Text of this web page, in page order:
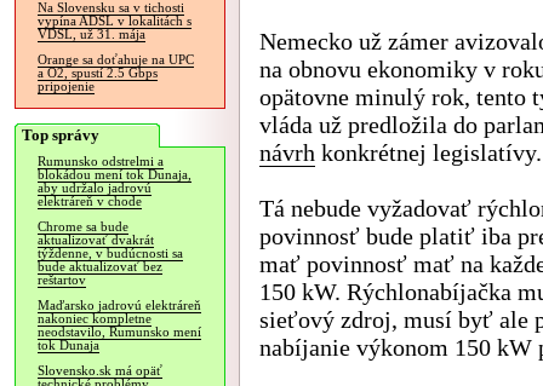
Na Slovensku sa v tichosti
vypína ADSL v lokalitách s
VDSL, už 31. mája
Orange sa doťahuje na UPC
a O2, spustí 2.5 Gbps
pripojenie
Top správy
Rumunsko odstrelmi a
blokádou mení tok Dunaja,
aby udržalo jadrovú
elektráreň v chode
Chrome sa bude
aktualizovať dvakrát
týždenne, v budúcnosti sa
bude aktualizovať bez
reštartov
Maďarsko jadrovú elektráreň
nakoniec kompletne
neodstavilo, Rumunsko mení
tok Dunaja
Slovensko.sk má opäť
Nemecko už zámer
na obnovu ekonomiky v
opätovne minulý rok, tento
vláda už predložila do
návrh konkrétnej legislatívy.
Tá nebude vyžadovať
povinnosť bude platiť iba
mať povinnosť mať na
150 kW. Rýchlonabíjačka
sieťový zdroj, musí byť ale
nabíjanie výkonom 150 kW